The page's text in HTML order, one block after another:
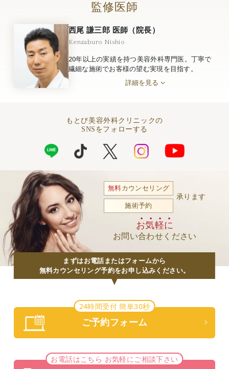
監修医師
西尾 謙三郎 医師（院長）
Kenzaburo Nishio
20年以上の実績を持つ美容外科専門医。丁寧で
繊細な施術でお客様の望む実現を目指す。
詳細を見る
もとび美容外科クリニックの
SNSをフォローする
無料カウンセリング
施術予約
承ります
お気軽に
お問い合わせください
まずはお電話またはフォームから
無料カウンセリング予約をお申し込みください。
24時間受付 簡単30秒
ご予約フォーム
お電話はこちら お気軽にご相談下さい